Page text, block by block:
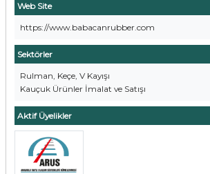
Web Site
https://www.babacanrubber.com
Sektörler
Rulman, Keçe, V Kayışı
Kauçuk Ürünler İmalat ve Satışı
Aktif Üyelikler